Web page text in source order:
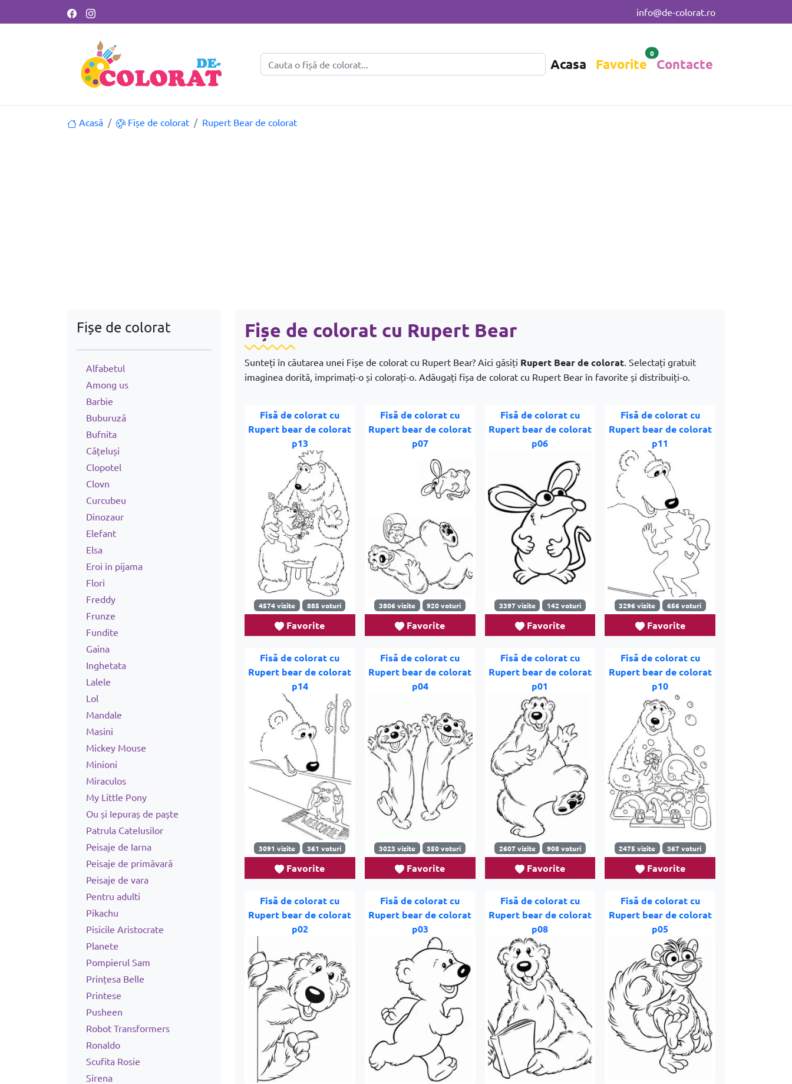
info@de-colorat.ro
Acasa Favorite
0
Contacte
Acasă Fișe de colorat Rupert Bear de colorat
Fișe de colorat
Alfabetul
Among us
Barbie
Buburuză
Bufnita
Cățeluși
Clopotel
Clovn
Curcubeu
Dinozaur
Elefant
Elsa
Eroi in pijama
Flori
Freddy
Frunze
Fundite
Gaina
Inghetata
Lalele
Lol
Mandale
Masini
Mickey Mouse
Minioni
Miraculos
My Little Pony
Ou și Iepuraș de paște
Patrula Catelusilor
Peisaje de Iarna
Peisaje de primăvară
Peisaje de vara
Pentru adulti
Pikachu
Pisicile Aristocrate
Planete
Pompierul Sam
Prințesa Belle
Printese
Pusheen
Robot Transformers
Ronaldo
Scufita Rosie
Sirena
Fișe de colorat cu Rupert Bear
Sunteți în căutarea unei Fișe de colorat cu Rupert Bear? Aici găsiți Rupert Bear de colorat. Selectați gratuit
imaginea dorită, imprimați-o și colorați-o. Adăugați fișa de colorat cu Rupert Bear în favorite și distribuiți-o.
Fisă de colorat cu
Rupert bear de colorat
p13
4574 vizite 885 voturi
Favorite
Fisă de colorat cu
Rupert bear de colorat
p07
3806 vizite 920 voturi
Favorite
Fisă de colorat cu
Rupert bear de colorat
p06
3397 vizite 142 voturi
Favorite
Fisă de colorat cu
Rupert bear de colorat
p11
3296 vizite 656 voturi
Favorite
Fisă de colorat cu
Rupert bear de colorat
p14
3091 vizite 361 voturi
Favorite
Fisă de colorat cu
Rupert bear de colorat
p04
3023 vizite 350 voturi
Favorite
Fisă de colorat cu
Rupert bear de colorat
p01
2607 vizite 908 voturi
Favorite
Fisă de colorat cu
Rupert bear de colorat
p10
2475 vizite 367 voturi
Favorite
Fisă de colorat cu
Rupert bear de colorat
p02
Fisă de colorat cu
Rupert bear de colorat
p03
Fisă de colorat cu
Rupert bear de colorat
p08
Fisă de colorat cu
Rupert bear de colorat
p05